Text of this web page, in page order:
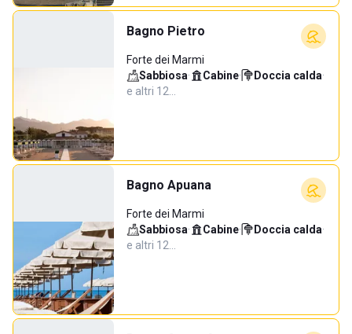
Bagno Pietro
Forte dei Marmi
Sabbiosa· Cabine· Doccia calda·
e altri 12…
Bagno Apuana
Forte dei Marmi
Sabbiosa· Cabine· Doccia calda·
e altri 12…